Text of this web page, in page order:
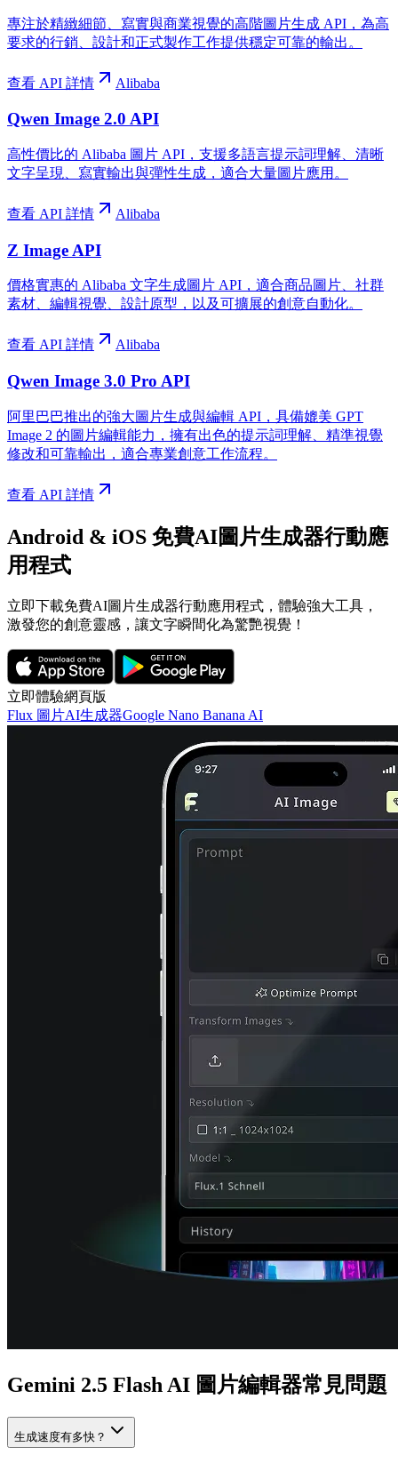
專注於精緻細節、寫實與商業視覺的高階圖片生成 API，為高
要求的行銷、設計和正式製作工作提供穩定可靠的輸出。
查看 API 詳情 Alibaba
Qwen Image 2.0 API
高性價比的 Alibaba 圖片 API，支援多語言提示詞理解、清晰
文字呈現、寫實輸出與彈性生成，適合大量圖片應用。
查看 API 詳情 Alibaba
Z Image API
價格實惠的 Alibaba 文字生成圖片 API，適合商品圖片、社群
素材、編輯視覺、設計原型，以及可擴展的創意自動化。
查看 API 詳情 Alibaba
Qwen Image 3.0 Pro API
阿里巴巴推出的強大圖片生成與編輯 API，具備媲美 GPT
Image 2 的圖片編輯能力，擁有出色的提示詞理解、精準視覺
修改和可靠輸出，適合專業創意工作流程。
查看 API 詳情
Android & iOS 免費AI圖片生成器行動應
用程式
立即下載免費AI圖片生成器行動應用程式，體驗強大工具，
激發您的創意靈感，讓文字瞬間化為驚艷視覺！
立即體驗網頁版
Flux 圖片AI生成器Google Nano Banana AI
Gemini 2.5 Flash AI 圖片編輯器常見問題
生成速度有多快？